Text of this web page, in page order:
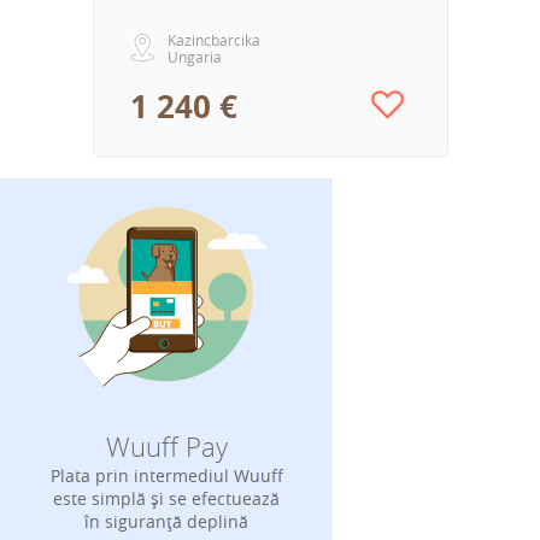
Kazincbarcika
Ungaria
1 240 €
Wuuff Pay
Plata prin intermediul Wuuff
este simplă și se efectuează
în siguranță deplină